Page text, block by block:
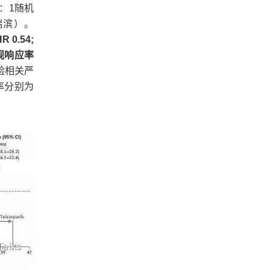
1随机
）。
0.54;
响应率
相关严
分别为